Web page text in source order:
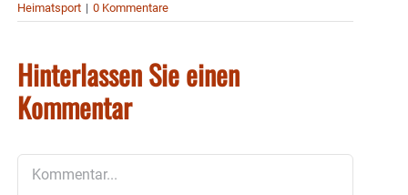
Heimatsport | 0 Kommentare
Hinterlassen Sie einen
Kommentar